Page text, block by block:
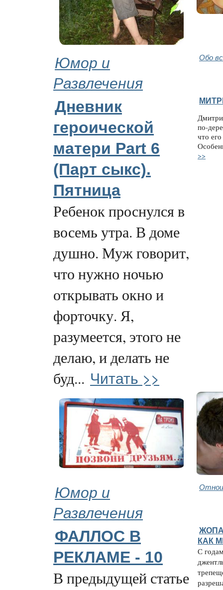
Юмор и
Развлечения
Обо
Дневник
героической
матери Part 6
(Парт cыкс).
Пятница
Ребенок проснулся в
восемь утра. В доме
душно. Муж говорит,
что нужно ночью
открывать окно и
форточку. Я,
разумеется, этого не
делаю, и делать не
буд... Читать >>
по-
что
>>
Юмор и
Развлечения
ФАЛЛОС В
РЕКЛАМЕ - 10
В предыдущей статье
КАК
С